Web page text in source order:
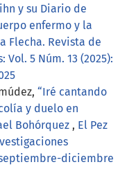
y su Diario de
enfermo y la
Flecha. Revista de
5 Núm. 13 (2025):
“Iré cantando
y duelo en
Bohórquez , El Pez
diciembre